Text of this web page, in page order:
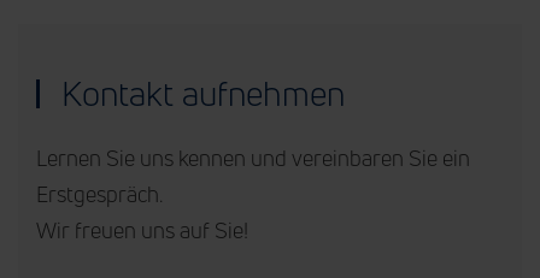
Kontakt aufnehmen
Lernen Sie uns kennen und vereinbaren Sie ein
Erstgespräch.
Wir freuen uns auf Sie!